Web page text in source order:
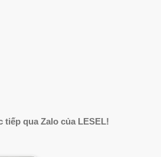
qua Zalo của LESEL!